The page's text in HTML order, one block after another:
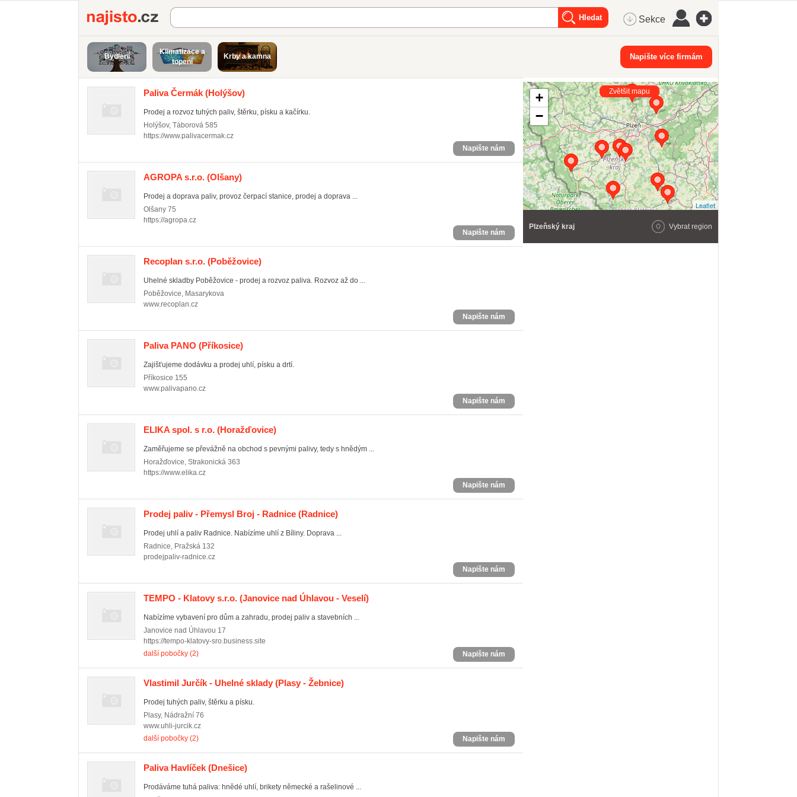
Najisto.cz Sekce
Bydlení
Klimatizace a
topení
Krby a kamna Napište více firmám
Paliva Čermák (Holýšov)
Prodej a rozvoz tuhých paliv, štěrku, písku a kačírku.
Holýšov, Táborová 585
https://www.palivacermak.cz
Napište nám
AGROPA s.r.o. (Olšany)
Prodej a doprava paliv, provoz čerpací stanice, prodej a doprava ...
Olšany 75
https://agropa.cz
Napište nám
Recoplan s.r.o. (Poběžovice)
Uhelné skladby Poběžovice - prodej a rozvoz paliva. Rozvoz až do ...
Poběžovice, Masarykova
www.recoplan.cz
Napište nám
Paliva PANO (Příkosice)
Zajišťujeme dodávku a prodej uhlí, písku a drtí.
Příkosice 155
www.palivapano.cz
Napište nám
ELIKA spol. s r.o. (Horažďovice)
Zaměřujeme se převážně na obchod s pevnými palivy, tedy s hnědým ...
Horažďovice, Strakonická 363
https://www.elika.cz
Napište nám
Prodej paliv - Přemysl Broj - Radnice (Radnice)
Prodej uhlí a paliv Radnice. Nabízíme uhlí z Bíliny. Doprava ...
Radnice, Pražská 132
prodejpaliv-radnice.cz
Napište nám
TEMPO - Klatovy s.r.o. (Janovice nad Úhlavou - Veselí)
Nabízíme vybavení pro dům a zahradu, prodej paliv a stavebních ...
Janovice nad Úhlavou 17
https://tempo-klatovy-sro.business.site
další pobočky (2)
Napište nám
Vlastimil Jurčík - Uhelné sklady (Plasy - Žebnice)
Prodej tuhých paliv, štěrku a písku.
Plasy, Nádražní 76
www.uhli-jurcik.cz
další pobočky (2)
Napište nám
Paliva Havlíček (Dnešice)
Prodáváme tuhá paliva: hnědé uhlí, brikety německé a rašelinové ...
+
−
Leaflet
Zvětšit mapu
Plzeňský kraj Vybrat region